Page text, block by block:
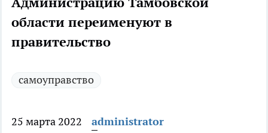
области переименуют в
правительство
самоуправство
25 марта 2022
administrator